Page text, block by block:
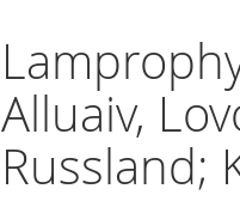
Alluaiv,
Russland;